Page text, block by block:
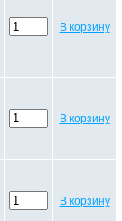
В корзину
В корзину
В корзину